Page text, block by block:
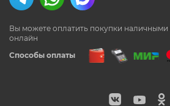
Способы оплаты
Вы можете оплатить покупки наличными
онлайн